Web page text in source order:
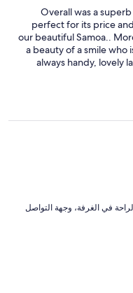
Overall was a
perfect for its price
our beautiful Samoa..
a beauty of a smile who
always handy, lovely
needed..the beauty
heat..loved the smell
come back
عناصر لم تنل الإعجاب: ⁦النظافة⁩، و⁦مستوى الراحة في الغرفة⁩، و⁦جهة التواصل